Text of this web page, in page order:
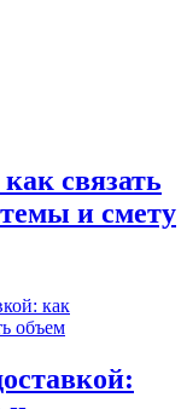
связать
и смету